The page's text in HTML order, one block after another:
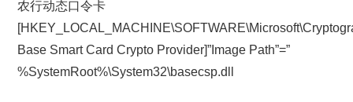
农行动态口令卡
Base Smart Card Crypto Provider]”Image Path”=”
%SystemRoot%\System32\basecsp.dll